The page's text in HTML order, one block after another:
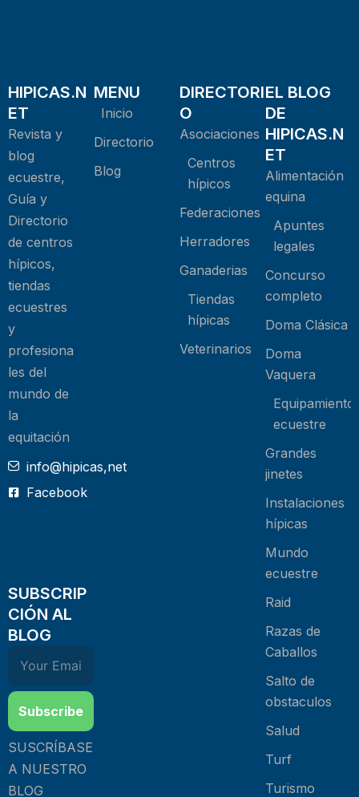
HIPICAS.N
ET
Revista y
blog
ecuestre,
Guía y
Directorio
de centros
hípicos,
tiendas
ecuestres
y
profesiona
les del
mundo de
la
equitación
info@hipicas,net
Facebook
SUBSCRIP
CIÓN AL
BLOG
Subscribe
SUSCRÍBASE
A NUESTRO
BLOG
MENU
Inicio
Directorio
Blog
DIRECTORI
O
Asociaciones
Centros
hípicos
Federaciones
Herradores
Ganaderias
Tiendas
hípicas
Veterinarios
EL BLOG
DE
HIPICAS.N
ET
Alimentación
equina
Apuntes
legales
Concurso
completo
Doma Clásica
Doma
Vaquera
Equipamiento
ecuestre
Grandes
jinetes
Instalaciones
hípicas
Mundo
ecuestre
Raid
Razas de
Caballos
Salto de
obstaculos
Salud
Turf
Turismo